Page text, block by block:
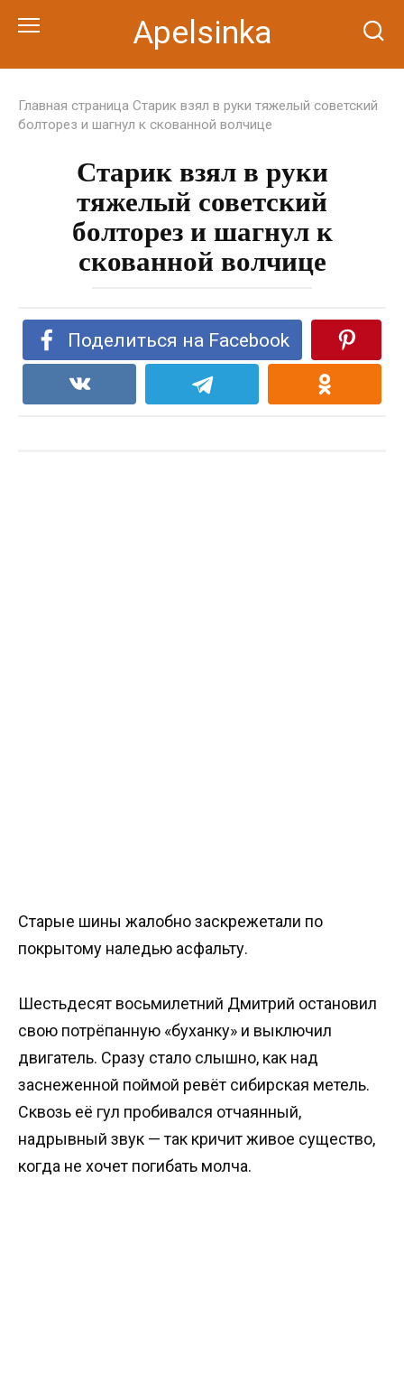
Apelsinka
Главная страница Старик взял в руки тяжелый советский
болторез и шагнул к скованной волчице
Старик взял в руки
тяжелый советский
болторез и шагнул к
скованной волчице
Поделиться на Facebook
Старые шины жалобно заскрежетали по
покрытому наледью асфальту.
Шестьдесят восьмилетний Дмитрий остановил
свою потрёпанную «буханку» и выключил
двигатель. Сразу стало слышно, как над
заснеженной поймой ревёт сибирская метель.
Сквозь её гул пробивался отчаянный,
надрывный звук — так кричит живое существо,
когда не хочет погибать молча.